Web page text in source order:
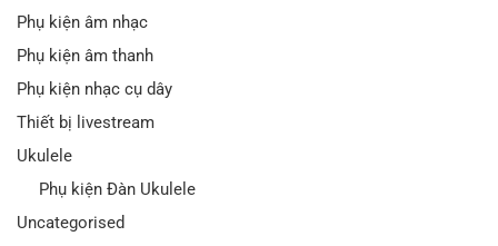
Phụ kiện âm nhạc
Phụ kiện âm thanh
Phụ kiện nhạc cụ dây
Thiết bị livestream
Ukulele
Phụ kiện Đàn Ukulele
Uncategorised